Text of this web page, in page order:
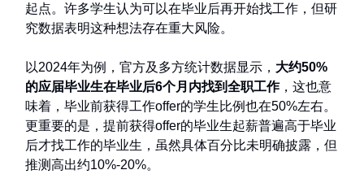
起点。许多学生认为可以在毕业后再开始找工作，但研
究数据表明这种想法存在重大风险。
以2024年为例，官方及多方统计数据显示， 大约50%
的应届毕业生在毕业后6个月内找到全职工作，这也意
味着，毕业前获得工作offer的学生比例也在50%左右。
更重要的是，提前获得offer的毕业生起薪普遍高于毕业
后才找工作的毕业生，虽然具体百分比未明确披露，但
推测高出约10%-20%。